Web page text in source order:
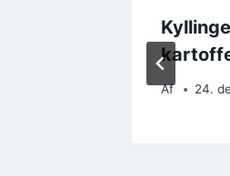
Af 24.